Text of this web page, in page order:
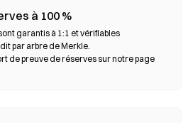
des blockchains compatibles EVM
et Polygon.
à 100 %
garantis à 1:1 et vérifiables
par arbre de Merkle.
de preuve de réserves sur notre page